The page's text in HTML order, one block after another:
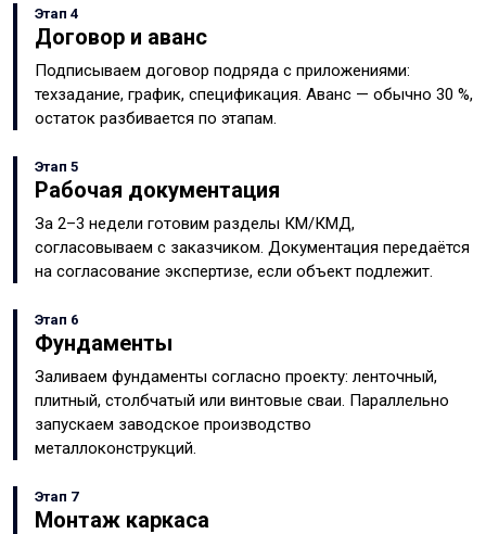
Этап 4
Договор и аванс
Подписываем договор подряда с приложениями:
техзадание, график, спецификация. Аванс — обычно 30 %,
остаток разбивается по этапам.
Этап 5
Рабочая документация
За 2–3 недели готовим разделы КМ/КМД,
согласовываем с заказчиком. Документация передаётся
на согласование экспертизе, если объект подлежит.
Этап 6
Фундаменты
Заливаем фундаменты согласно проекту: ленточный,
плитный, столбчатый или винтовые сваи. Параллельно
запускаем заводское производство
металлоконструкций.
Этап 7
Монтаж каркаса